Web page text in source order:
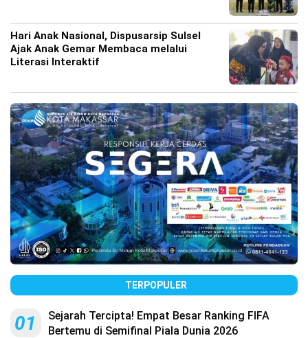
Hari Anak Nasional, Dispusarsip Sulsel
Ajak Anak Gemar Membaca melalui
Literasi Interaktif
TERPOPULER
01
Sejarah Tercipta! Empat Besar Ranking FIFA
Bertemu di Semifinal Piala Dunia 2026